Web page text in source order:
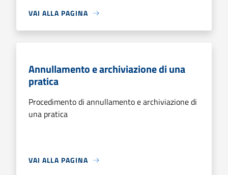
VAI ALLA PAGINA
Annullamento e archiviazione di una
pratica
Procedimento di annullamento e archiviazione di
una pratica
VAI ALLA PAGINA